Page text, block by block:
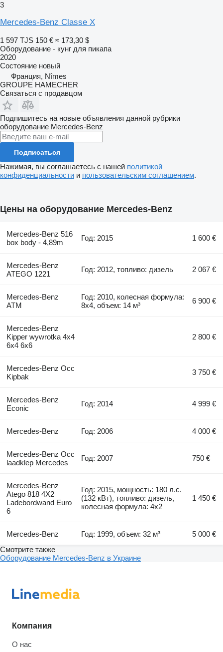
3
Mercedes-Benz Classe X
1 597 TJS 150 € ≈ 173,30 $
Оборудование - кунг для пикапа
2020
Состояние новый
Франция, Nîmes
GROUPE HAMECHER
Связаться с продавцом
Подпишитесь на новые объявления данной рубрики
оборудование Mercedes-Benz
Подписаться
Нажимая, вы соглашаетесь с нашей политикой
конфиденциальности и пользовательским соглашением.
Цены на оборудование Mercedes-Benz
Mercedes-Benz 516
box body - 4,89m
Год: 2015 1 600 €
Mercedes-Benz
ATEGO 1221
Год: 2012, топливо: дизель 2 067 €
Mercedes-Benz
ATM
Год: 2010, колесная формула:
8x4, объем: 14 м³
6 900 €
Mercedes-Benz
Kipper wywrotka 4x4
6x4 6x6
2 800 €
Mercedes-Benz Occ
Kipbak
3 750 €
Mercedes-Benz
Econic
Год: 2014 4 999 €
Mercedes-Benz Год: 2006 4 000 €
Mercedes-Benz Occ
laadklep Mercedes
Год: 2007 750 €
Mercedes-Benz
Atego 818 4X2
Ladebordwand Euro
6
Год: 2015, мощность: 180 л.с.
(132 кВт), топливо: дизель,
колесная формула: 4x2
1 450 €
Mercedes-Benz Год: 1999, объем: 32 м³
5 000 €
Смотрите также
Оборудование Mercedes-Benz в Украине
Компания
О нас